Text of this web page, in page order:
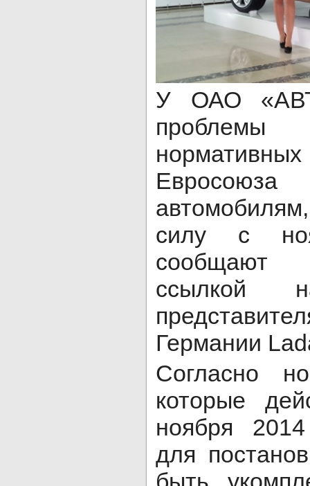
У ОАО
проблемы
силу с
ссылкой
Германии
Согласно
которые
ноября
для